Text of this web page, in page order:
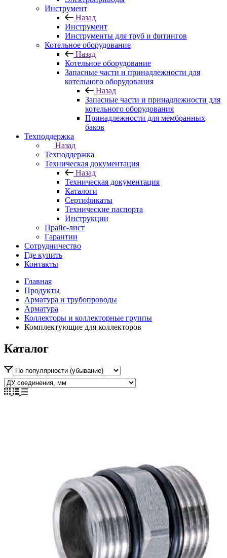
Инструмент
Назад
Инструмент
Инструменты для труб и фитингов
Котельное оборудование
Назад
Котельное оборудование
Запасные части и принадлежности для
котельного оборудования
Назад
Запасные части и принадлежности для
котельного оборудования
Принадлежности для мембранных
баков
Техподдержка
Назад
Техподдержка
Техническая документация
Назад
Техническая документация
Каталоги
Сертификаты
Технические паспорта
Инструкции
Прайс-лист
Гарантии
Сотрудничество
Где купить
Контакты
Главная
Продукты
Арматура и трубопроводы
Арматура
Коллекторы и коллекторные группы
Комплектующие для коллекторов
Каталог